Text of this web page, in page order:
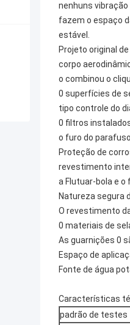
nenhuns
fazem o espaço
estável.
Projeto original de
corpo
o combinou o
0 superfícies de
tipo controle do
0 filtros
o furo do
Proteção de
revestimento
a Flutuar-bola e o
Natureza segura
O revestimento
0 materiais de
As guarnições 0
Espaço de
Fonte de água
Características
padrão de testes